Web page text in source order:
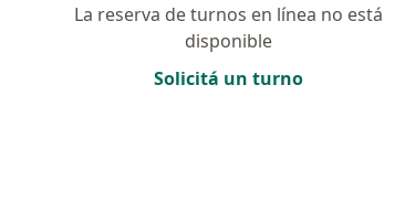
La reserva de turnos en línea no está
disponible
Solicitá un turno